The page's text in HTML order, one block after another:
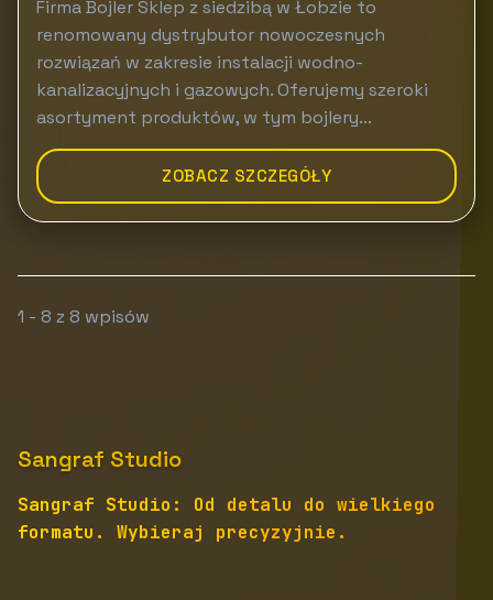
Firma Bojler Sklep z siedzibą w Łobzie to
renomowany dystrybutor nowoczesnych
rozwiązań w zakresie instalacji wodno-
kanalizacyjnych i gazowych. Oferujemy szeroki
asortyment produktów, w tym bojlery...
ZOBACZ SZCZEGÓŁY
1 - 8 z 8 wpisów
Sangraf Studio
Sangraf Studio: Od detalu do wielkiego
formatu. Wybieraj precyzyjnie.